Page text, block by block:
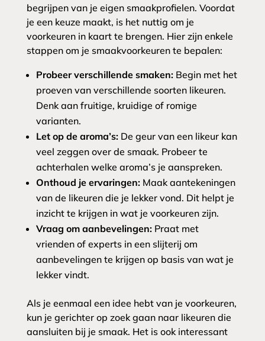
begrijpen van je eigen smaakprofielen. Voordat
je een keuze maakt, is het nuttig om je
voorkeuren in kaart te brengen. Hier zijn enkele
stappen om je smaakvoorkeuren te bepalen:
Probeer verschillende smaken:Begin met het
proeven van verschillende soorten likeuren.
Denk aan fruitige, kruidige of romige
varianten.
Let op de aroma’s:De geur van een likeur kan
veel zeggen over de smaak. Probeer te
achterhalen welke aroma’s je aanspreken.
Onthoud je ervaringen:Maak aantekeningen
van de likeuren die je lekker vond. Dit helpt je
inzicht te krijgen in wat je voorkeuren zijn.
Vraag om aanbevelingen:Praat met
vrienden of experts in een slijterij om
aanbevelingen te krijgen op basis van wat je
lekker vindt.
Als je eenmaal een idee hebt van je voorkeuren,
kun je gerichter op zoek gaan naar likeuren die
aansluiten bij je smaak. Het is ook interessant